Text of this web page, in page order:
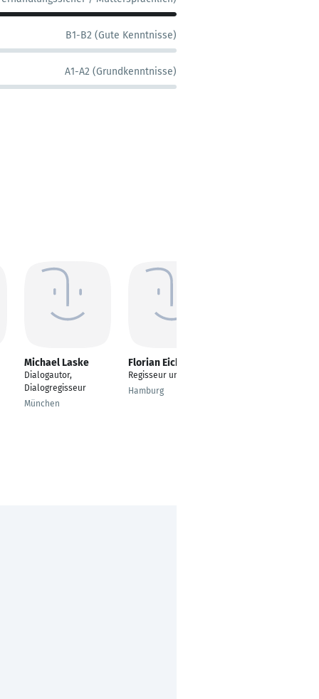
B1-B2 (Gute Kenntnisse)
A1-A2 (Grundkenntnisse)
Michael Laske
Dialogautor,
Dialogregisseur
München
Florian Eichinger
Regisseur und Autor
Hamburg